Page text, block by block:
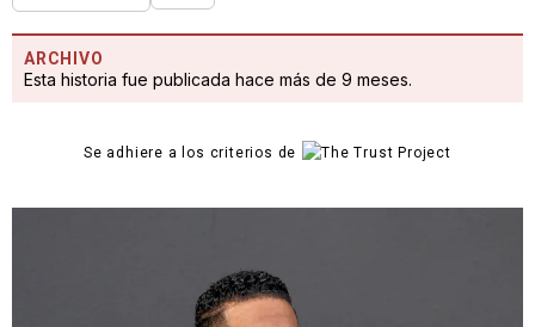
ARCHIVO
Esta historia fue publicada hace más de 9 meses.
Se adhiere a los criterios de